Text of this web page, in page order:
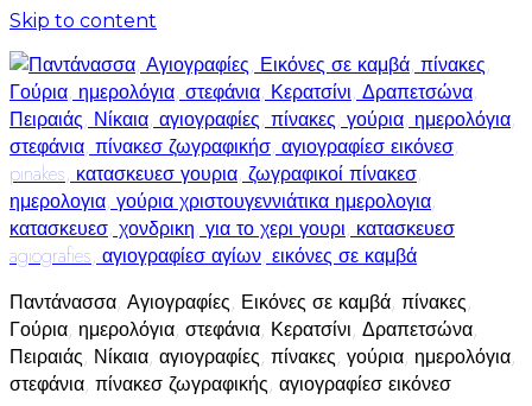
Skip to content
Παντάνασσα, Αγιογραφίες, Εικόνες σε καμβά, πίνακες,
Γούρια, ημερολόγια, στεφάνια, Κερατσίνι, Δραπετσώνα,
Πειραιάς, Νίκαια, αγιογραφίες, πίνακες, γούρια, ημερολόγια,
στεφάνια, πίνακεσ ζωγραφικής, αγιογραφίεσ εικόνεσ